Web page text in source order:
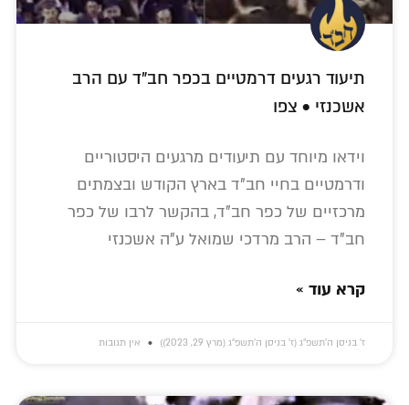
תיעוד רגעים דרמטיים בכפר חב"ד עם הרב
אשכנזי • צפו
וידאו מיוחד עם תיעודים מרגעים היסטוריים
ודרמטיים בחיי חב"ד בארץ הקודש ובצמתים
מרכזיים של כפר חב"ד, בהקשר לרבו של כפר
חב"ד – הרב מרדכי שמואל ע"ה אשכנזי
קרא עוד »
ז׳ בניסן ה׳תשפ״ג (ז׳ בניסן ה׳תשפ״ג (מרץ 29, 2023)) אין תגובות